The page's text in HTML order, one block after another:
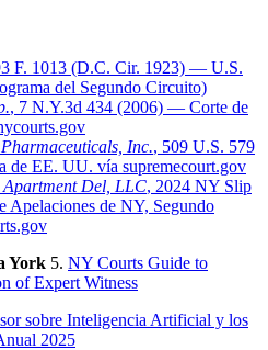
F. 1013 (D.C. Cir. 1923) — U.S.
del Segundo Circuito)
, 7 N.Y.3d 434 (2006) — Corte de
Inc., 509 U.S. 579
de EE. UU. vía supremecourt.gov
Apartment Del, LLC, 2024 NY Slip
de NY, Segundo
York 5. NY Courts Guide to
of Expert Witness
sobre Inteligencia Artificial y los
2025